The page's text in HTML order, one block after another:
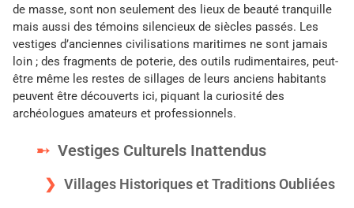
de masse, sont non seulement des lieux de beauté tranquille
mais aussi des témoins silencieux de siècles passés. Les
vestiges d’anciennes civilisations maritimes ne sont jamais
loin ; des fragments de poterie, des outils rudimentaires, peut-
être même les restes de sillages de leurs anciens habitants
peuvent être découverts ici, piquant la curiosité des
archéologues amateurs et professionnels.
Vestiges Culturels Inattendus
Villages Historiques et Traditions Oubliées